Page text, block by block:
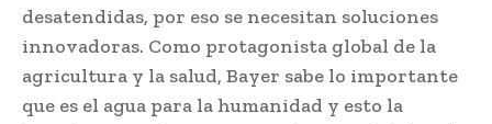
desatendidas, por eso se necesitan soluciones
innovadoras. Como protagonista global de la
agricultura y la salud, Bayer sabe lo importante
que es el agua para la humanidad y esto la